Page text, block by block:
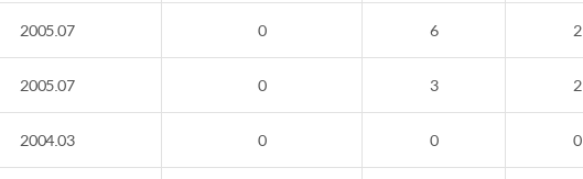
2005.07 0 6 2
2005.07 0 3 2
2004.03 0 0 0